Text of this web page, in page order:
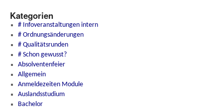
Kategorien
# Infoveranstaltungen intern
# Ordnungsänderungen
# Qualitätsrunden
# Schon gewusst?
Absolventenfeier
Allgemein
Anmeldezeiten Module
Auslandsstudium
Bachelor